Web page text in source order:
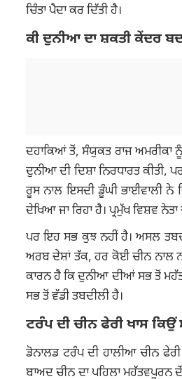
ਚਿੰਤਾ ਪੈਦਾ ਕਰ ਦਿੱਤੀ ਹੈ।
ਕੀ ਦੁਨੀਆ ਦਾ ਸ਼ਕਤੀ ਕੇਂਦਰ
ਦਹਾਕਿਆਂ ਤੋਂ, ਸੰਯੁਕਤ ਰਾਜ ਅਮਰੀਕਾ
ਦੁਨੀਆ ਦੀ ਦਿਸ਼ਾ ਨਿਰਧਾਰਤ ਕੀਤੀ,
ਰੂਸ ਨਾਲ ਇਸਦੀ ਡੂੰਘੀ ਭਾਈਵਾਲੀ ਨੇ
ਦੇਖਿਆ ਜਾ ਰਿਹਾ ਹੈ। ਪ੍ਰਮੁੱਖ ਵਿਸ਼ਵ
ਪਰ ਇਹ ਸਭ ਕੁਝ ਨਹੀਂ ਹੈ। ਅਸਲ
ਅਰਬ ਦੇਸ਼ਾਂ ਤੱਕ, ਹਰ ਕੋਈ ਚੀਨ ਨਾਲ
ਕਾਰਨ ਹੈ ਕਿ ਦੁਨੀਆ ਦੀਆਂ ਸਭ ਤੋਂ
ਸਭ ਤੋਂ ਵੱਡੀ ਤਬਦੀਲੀ ਹੈ।
ਟਰੰਪ ਦੀ ਚੀਨ ਫੇਰੀ ਖਾਸ ਕਿਉਂ
ਡੋਨਾਲਡ ਟਰੰਪ ਦੀ ਹਾਲੀਆ ਚੀਨ
ਬਾਅਦ ਚੀਨ ਦਾ ਪਹਿਲਾ